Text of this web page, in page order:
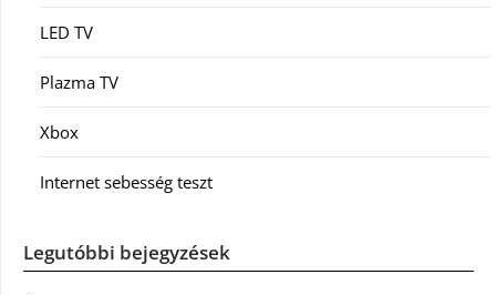
LED TV
Plazma TV
Xbox
Internet sebesség teszt
Legutóbbi bejegyzések